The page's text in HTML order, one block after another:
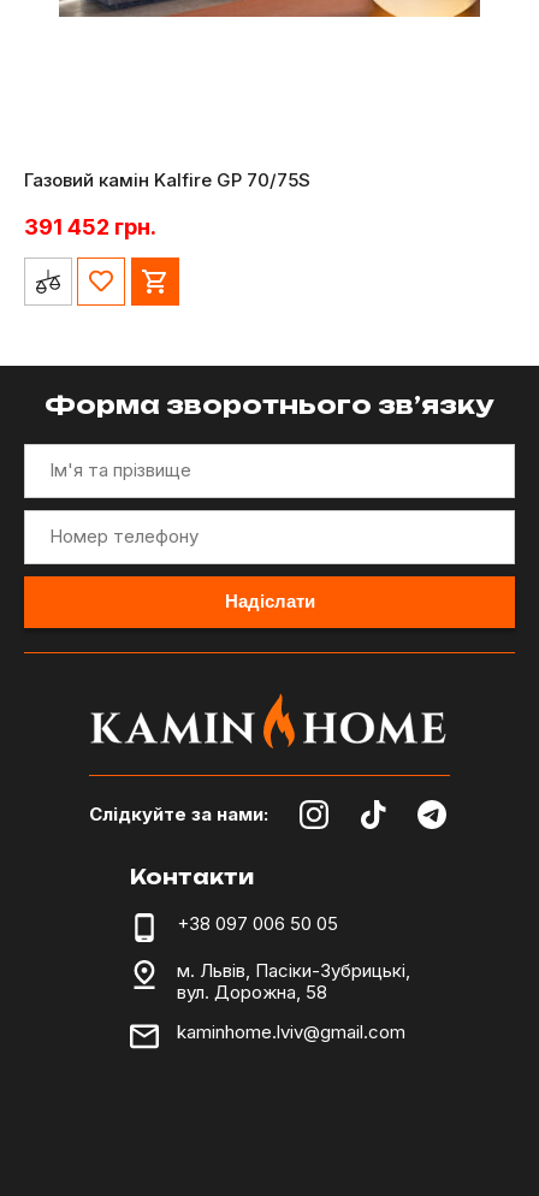
Газовий камін Kalfire GP 70/75S
391 452 грн.
Форма зворотнього зв’язку
Слідкуйте за нами:
Контакти
+38 097 006 50 05
м. Львів, Пасіки-Зубрицькі,
вул. Дорожна, 58
kaminhome.lviv@gmail.com